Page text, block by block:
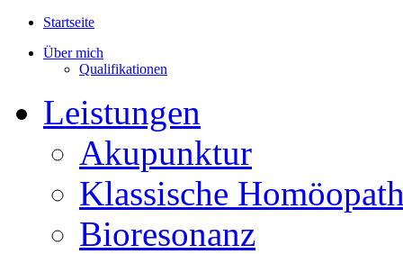
Startseite
Über mich
Qualifikationen
Leistungen
Akupunktur
Klassische
Bioresonanz